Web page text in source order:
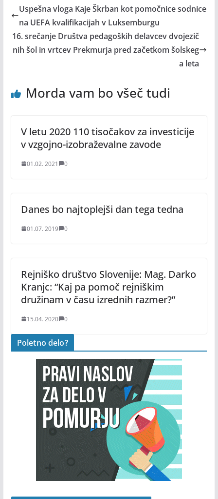
Uspešna vloga Kaje Škrban kot pomočnice sodnice
na UEFA kvalifikacijah v Luksemburgu
16. srečanje Društva pedagoških delavcev dvojezič
nih šol in vrtcev Prekmurja pred začetkom šolskeg
a leta
Morda vam bo všeč tudi
V letu 2020 110 tisočakov za investicije
v vzgojno-izobraževalne zavode
01.02. 2021 0
Danes bo najtoplejši dan tega tedna
01.07. 2019 0
Rejniško društvo Slovenije: Mag. Darko
Kranjc: “Kaj pa pomoč rejniškim
družinam v času izrednih razmer?”
15.04. 2020 0
Poletno delo?